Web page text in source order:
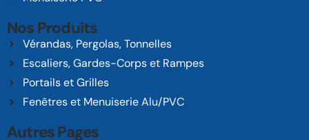
Nos Produits
Vérandas, Pergolas, Tonnelles
Escaliers, Gardes-Corps et Rampes
Portails et Grilles
Fenêtres et Menuiserie Alu/PVC
Autres Pages